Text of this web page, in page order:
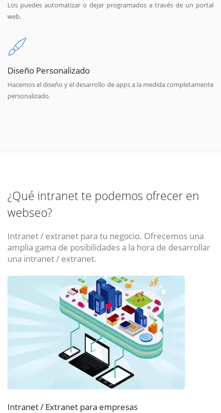
Los puedes automatizar o dejar programados a través de un portal
web.
Diseño Personalizado
Hacemos el diseño y el desarrollo de apps a la medida completamente
personalizado.
¿Qué intranet te podemos ofrecer en
webseo?
Intranet / extranet para tu negocio. Ofrecemos una
amplia gama de posibilidades a la hora de desarrollar
una intranet / extranet.
Intranet / Extranet para empresas